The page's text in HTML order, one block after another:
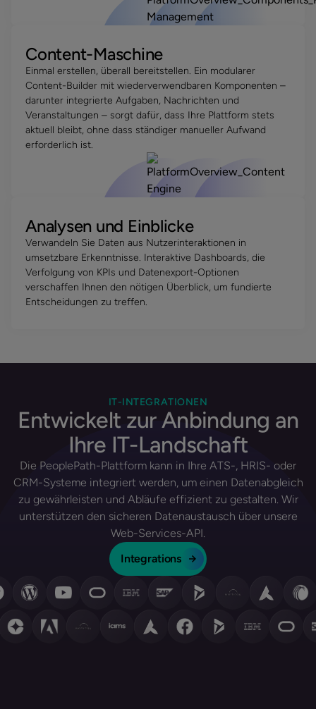
Content-Maschine
Einmal erstellen, überall bereitstellen. Ein modularer
Content-Builder mit wiederverwendbaren Komponenten –
darunter integrierte Aufgaben, Nachrichten und
Veranstaltungen – sorgt dafür, dass Ihre Plattform stets
aktuell bleibt, ohne dass ständiger manueller Aufwand
erforderlich ist.
Analysen und Einblicke
Verwandeln Sie Daten aus Nutzerinteraktionen in
umsetzbare Erkenntnisse. Interaktive Dashboards, die
Verfolgung von KPIs und Datenexport-Optionen
verschaffen Ihnen den nötigen Überblick, um fundierte
Entscheidungen zu treffen.
IT-INTEGRATIONEN
Entwickelt zur Anbindung an
Ihre IT-Landschaft
Die PeoplePath-Plattform kann in Ihre ATS-, HRIS- oder
CRM-Systeme integriert werden, um einen Datenabgleich
zu gewährleisten und Abläufe effizient zu gestalten. Wir
unterstützen den sicheren Datenaustausch über unsere
Web-Services-API.
Integrations